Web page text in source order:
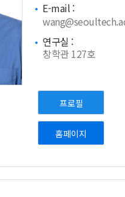
E-mail :
연구실 :
창학관 127호
프로필
홈페이지